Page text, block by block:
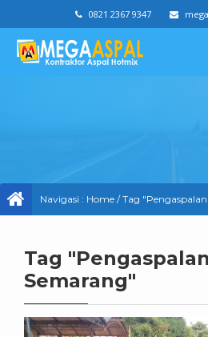
0821 2367 9347
Navigasi : Home /Tag
Tag
Semarang"